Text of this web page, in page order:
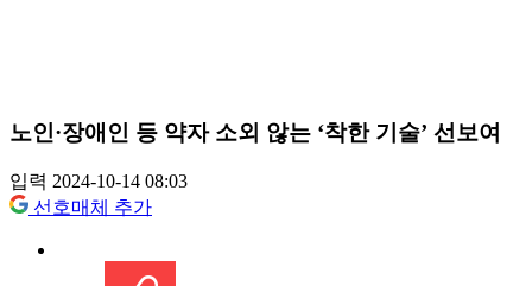
노인·장애인 등 약자 소외 않는 ‘착한 기술’ 선보여
입력 2024-10-14 08:03
선호매체 추가